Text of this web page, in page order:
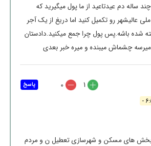
ساله دم عیدتاعید از ما پول میگیرید که
عالیشهر رو تکمیل کنید اما دریغ از یک آجر
شده باشه.پس پول چرا جمع میکنید.دادستان
میرسه چشماش میبنده و میره خبر بعدی
1
0
بخش های مسکن و شهرسازی تعطیل ن و مردم
پاسخ